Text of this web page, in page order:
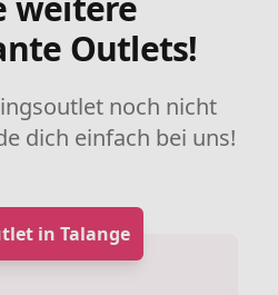
Outlets!
noch nicht
dich einfach bei uns!
in Talange